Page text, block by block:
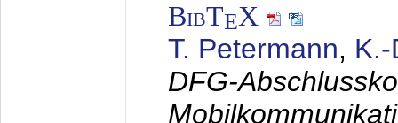
BibTEX
T. Petermann,
DFG-